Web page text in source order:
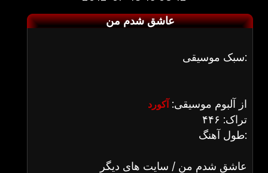
عاشق شدم من
سبک موسیقی:
از آلبوم موسیقی: آکورد
تراک: ۴۴۶
طول آهنگ:
عاشق شدم من / سایت های دیگر